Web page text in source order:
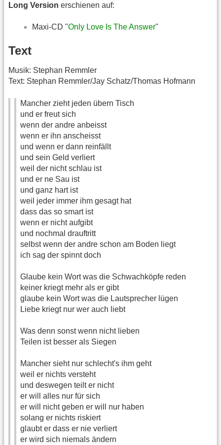
Long Version erschienen auf:
Maxi-CD "Only Love Is The Answer"
Text
Musik: Stephan Remmler
Text: Stephan Remmler/Jay Schatz/Thomas Hofmann
Mancher zieht jeden übern Tisch
und er freut sich
wenn der andre anbeisst
wenn er ihn anscheisst
und wenn er dann reinfällt
und sein Geld verliert
weil der nicht schlau ist
und er ne Sau ist
und ganz hart ist
weil jeder immer ihm gesagt hat
dass das so smart ist
wenn er nicht aufgibt
und nochmal drauftritt
selbst wenn der andre schon am Boden liegt
ich sag der spinnt doch
Glaube kein Wort was die Schwachköpfe reden
keiner kriegt mehr als er gibt
glaube kein Wort was die Lautsprecher lügen
Liebe kriegt nur wer auch liebt
Was denn sonst wenn nicht lieben
Teilen ist besser als Siegen
Mancher sieht nur schlecht's ihm geht
weil er nichts versteht
und deswegen teilt er nicht
er will alles nur für sich
er will nicht geben er will nur haben
solang er nichts riskiert
glaubt er dass er nie verliert
er wird sich niemals ändern